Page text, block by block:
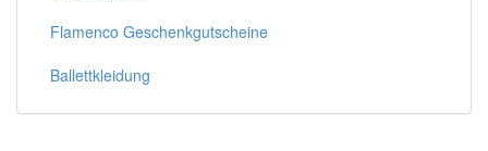
Flamenco Geschenkgutscheine
Ballettkleidung